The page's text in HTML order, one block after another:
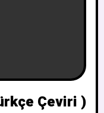
Çeviri )